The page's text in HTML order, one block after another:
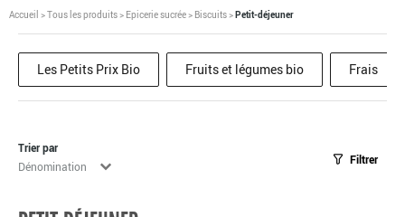
Accueil >Tous les produits> Epicerie sucrée> Biscuits>Petit-déjeuner
Les Petits Prix Bio Fruits et légumes bio Frais
Trier par
Tri
Trier le contenu Filtrer